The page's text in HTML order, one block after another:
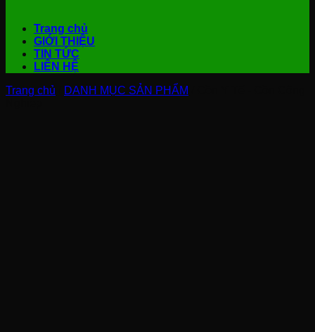
Trang chủ
GIỚI THIỆU
TIN TỨC
LIÊN HỆ
Trang chủ
DANH MỤC SẢN PHẨM